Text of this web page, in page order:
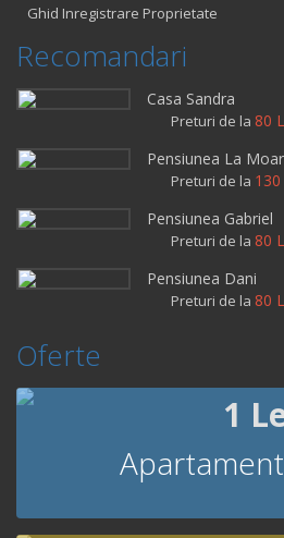
Ghid Inregistrare Proprietate
Recomandari
Casa Sandra
Preturi de la 80
Pensiunea La
Preturi de la
Pensiunea Gabriel
Preturi de la 80
Pensiunea Dani
Preturi de la 80
Oferte
1